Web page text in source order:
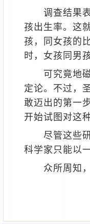
调查结果表
孩出生率。这
孩，同女孩的
时，女孩同男
可究竟地磁
定论。不过，
敢迈出的第一
开始试图对这
尽管这些研
科学家只能以
众所周知，